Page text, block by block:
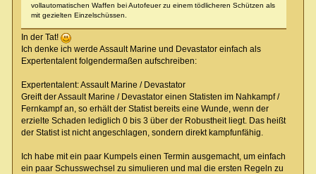
vollautomatischen Waffen bei Autofeuer zu einem tödlicheren Schützen als
mit gezielten Einzelschüssen.
In der Tat!
Ich denke ich werde Assault Marine und Devastator einfach als
Expertentalent folgendermaßen aufschreiben:
Expertentalent: Assault Marine / Devastator
Greift der Assault Marine / Devastator einen Statisten im Nahkampf /
Fernkampf an, so erhält der Statist bereits eine Wunde, wenn der
erzielte Schaden lediglich 0 bis 3 über der Robustheit liegt. Das heißt
der Statist ist nicht angeschlagen, sondern direkt kampfunfähig.
Ich habe mit ein paar Kumpels einen Termin ausgemacht, um einfach
ein paar Schusswechsel zu simulieren und mal die ersten Regeln zu